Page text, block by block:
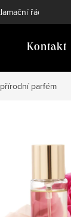
řád
Kontakt
parfém